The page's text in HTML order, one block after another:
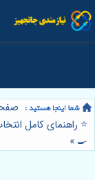
⭐️ راهنمای کامل
🍳
»